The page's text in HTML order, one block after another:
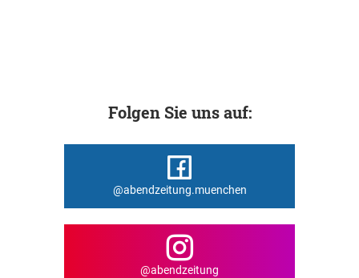
Folgen Sie uns auf:
@abendzeitung.muenchen
@abendzeitung